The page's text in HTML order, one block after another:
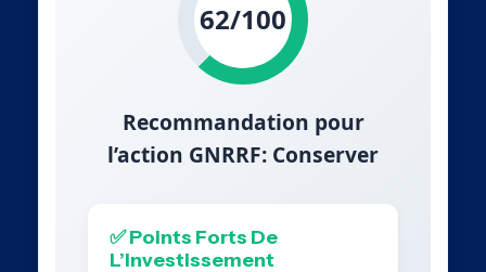
62/100
Recommandation pour
l’action GNRRF: Conserver
✅ Points Forts De
L’Investissement